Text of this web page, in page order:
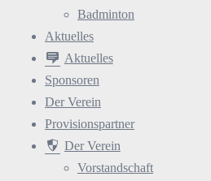
Badminton
Aktuelles
Aktuelles
Sponsoren
Der Verein
Provisionspartner
Der Verein
Vorstandschaft